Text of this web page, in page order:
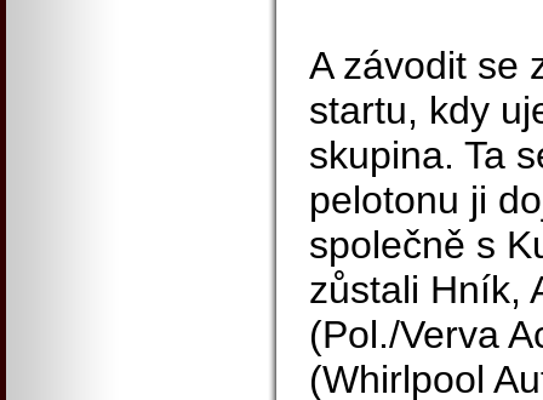
A závodit se
startu, kdy
skupina. Ta
pelotonu ji
společně s
zůstali Hník,
(Pol./Verva
(Whirlpool